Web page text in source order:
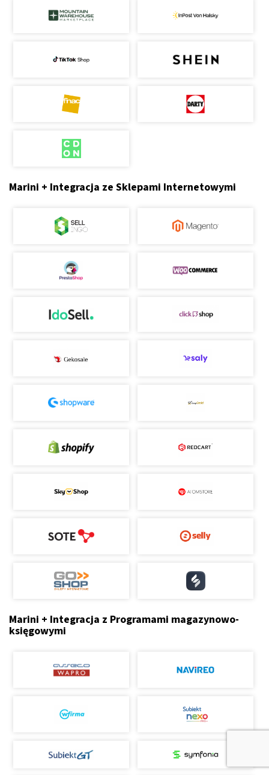
Marini + Integracja ze Sklepami Internetowymi
Marini + Integracja z Programami magazynowo-
księgowymi